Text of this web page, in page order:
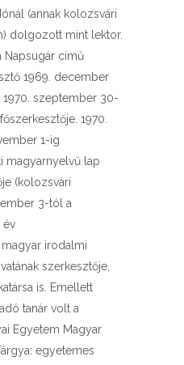
(annak kolozsvári
dolgozott mint lektor.
Napsugár című
1969. december
1970. szeptember 30-
1970.
1-ig
magyarnyelvű lap
(kolozsvári
3-tól a
év
irodalmi
szerkesztője,
is. Emellett
tanár volt a
Egyetem Magyar
egyetemes